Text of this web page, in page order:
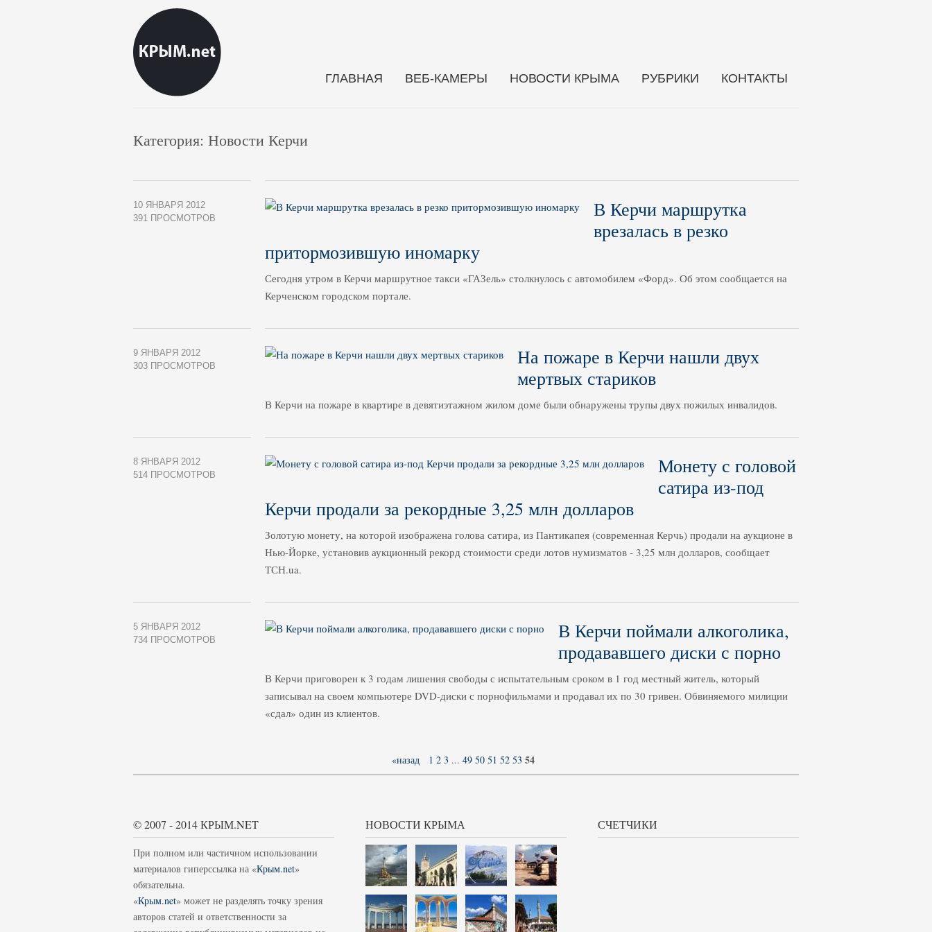
ГЛАВНАЯ ВЕБ-КАМЕРЫ НОВОСТИ КРЫМА РУБРИКИ КОНТАКТЫ
Категория: Новости Керчи
10 ЯНВАРЯ 2012
391 ПРОСМОТРОВ
В Керчи маршрутка
врезалась в резко
притормозившую иномарку
Сегодня утром в Керчи маршрутное такси «ГАЗель» столкнулось с автомобилем «Форд». Об этом сообщается на
Керченском городском портале.
9 ЯНВАРЯ 2012
303 ПРОСМОТРОВ
На пожаре в Керчи нашли двух
мертвых стариков
В Керчи на пожаре в квартире в девятиэтажном жилом доме были обнаружены трупы двух пожилых инвалидов.
8 ЯНВАРЯ 2012
514 ПРОСМОТРОВ
Монету с головой
сатира из-под
Керчи продали за рекордные 3,25 млн долларов
Золотую монету, на которой изображена голова сатира, из Пантикапея (современная Керчь) продали на аукционе в
Нью-Йорке, установив аукционный рекорд стоимости среди лотов нумизматов - 3,25 млн долларов, сообщает
ТСН.ua.
5 ЯНВАРЯ 2012
734 ПРОСМОТРОВ
В Керчи поймали алкоголика,
продававшего диски с порно
В Керчи приговорен к 3 годам лишения свободы с испытательным сроком в 1 год местный житель, который
записывал на своем компьютере DVD-диски с порнофильмами и продавал их по 30 гривен. Обвиняемого милиции
«сдал» один из клиентов.
«назад 1 2 3 ... 49 50 51 52 53 54
© 2007 - 2014 КРЫМ.NET
При полном или частичном использовании
материалов гиперссылка на «Крым.net»
обязательна.
«Крым.net» может не разделять точку зрения
авторов статей и ответственности за
НОВОСТИ КРЫМА СЧЕТЧИКИ